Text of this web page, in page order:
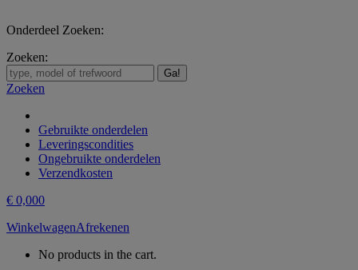
Onderdeel Zoeken:
Zoeken:
Zoeken
Gebruikte onderdelen
Leveringscondities
Ongebruikte onderdelen
Verzendkosten
€ 0,000
WinkelwagenAfrekenen
No products in the cart.